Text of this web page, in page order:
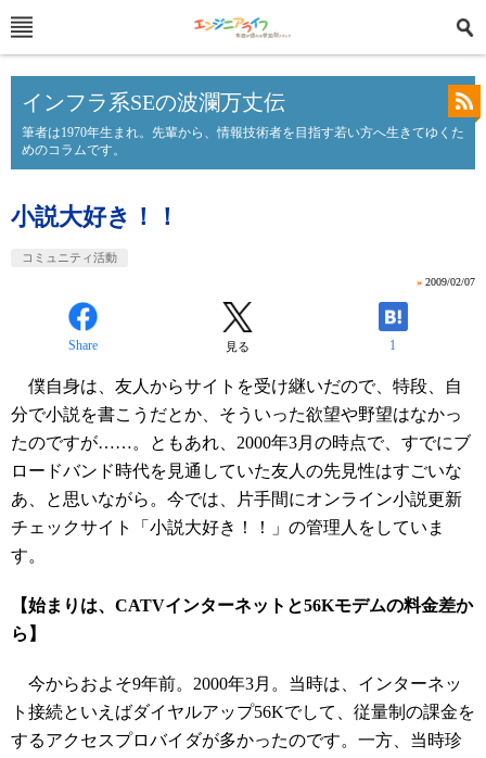
インフラ系SEの波瀾万丈伝
筆者は1970年生まれ。先輩から、情報技術者を目指す若い方へ生きてゆくた
めのコラムです。
小説大好き！！
コミュニティ活動
» 2009/02/07
Share 見る 1
僕自身は、友人からサイトを受け継いだので、特段、自
分で小説を書こうだとか、そういった欲望や野望はなかっ
たのですが……。ともあれ、2000年3月の時点で、すでにブ
ロードバンド時代を見通していた友人の先見性はすごいな
あ、と思いながら。今では、片手間にオンライン小説更新
チェックサイト「小説大好き！！」の管理人をしていま
す。
【始まりは、CATVインターネットと56Kモデムの料金差か
ら】
今からおよそ9年前。2000年3月。当時は、インターネッ
ト接続といえばダイヤルアップ56Kでして、従量制の課金を
するアクセスプロバイダが多かったのです。一方、当時珍